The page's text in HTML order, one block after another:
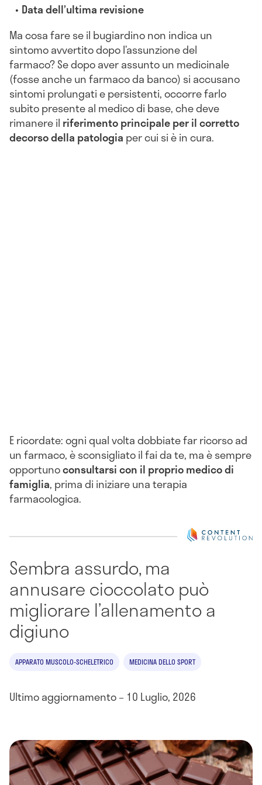
Data dell’ultima revisione
Ma cosa fare se il bugiardino non indica un
sintomo avvertito dopo l’assunzione del
farmaco? Se dopo aver assunto un medicinale
(fosse anche un farmaco da banco) si accusano
sintomi prolungati e persistenti, occorre farlo
subito presente al medico di base, che deve
rimanere il riferimento principale per il corretto
decorso della patologia per cui si è in cura.
E ricordate: ogni qual volta dobbiate far ricorso ad
un farmaco, è sconsigliato il fai da te, ma è sempre
opportunoconsultarsi con il proprio medico di
famiglia, prima di iniziare una terapia
farmacologica.
Sembra assurdo, ma
annusare cioccolato può
migliorare l’allenamento a
digiuno
APPARATO MUSCOLO-SCHELETRICO MEDICINA DELLO SPORT
Ultimo aggiornamento – 10 Luglio, 2026